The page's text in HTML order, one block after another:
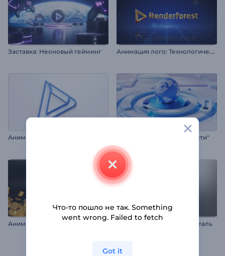
Заставка: Неоновый гейминг А
нимация лого: Технологические пиксели
Заставка "Мировые новости"
Анимация лого: Золотая сеть Анимация лого: Гладкая сталь
Что-то пошло не так. Something
went wrong. Failed to fetch
Got it